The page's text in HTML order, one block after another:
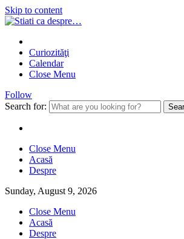
Skip to content
Curiozităţi
Calendar
Close Menu
Follow
Search for:
Close Menu
Acasă
Despre
Sunday, August 9, 2026
Close Menu
Acasă
Despre